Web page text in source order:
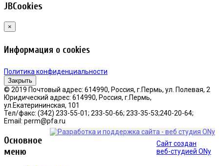
JBCookies
×
Информация о cookies
Политика конфиденциальности
Закрыть
© 2019 Почтовый адрес: 614990, Россия, г.Пермь, ул. Полевая, 2
Юридический адрес: 614990, Россия, г.Пермь,
ул.Екатерининская, 101
Тел/факс: (342) 233-55-01; 233-50-66; 233-35-53;240-20-64;
Email: perm@pfa.ru
Сайт создан
веб-студией ONy
Основное
меню